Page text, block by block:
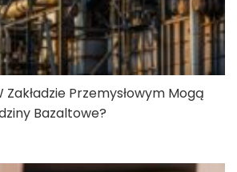
Przemysłowym Mogą
Bazaltowe?